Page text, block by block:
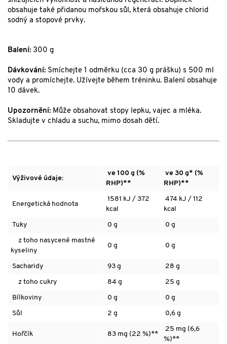
obsahuje také přidanou mořskou sůl, která obsahuje chlorid
sodný a stopové prvky.
Balení: 300 g
Dávkování: Smíchejte 1 odměrku (cca 30 g prášku) s 500 ml
vody a promíchejte. Užívejte během tréninku. Balení obsahuje
10 dávek.
Upozornění: Může obsahovat stopy lepku, vajec a mléka.
Skladujte v chladu a suchu, mimo dosah dětí.
Výživové údaje:
ve 100 g (%
RHP)**
ve 30 g* (%
RHP)**
Energetická hodnota
1581 kJ / 372
kcal
474 kJ / 112
kcal
Tuky 0 g 0 g
z toho nasycené mastné
kyseliny
0 g 0 g
Sacharidy 93 g 28 g
z toho cukry 84 g 25 g
Bílkoviny 0 g 0 g
Sůl 2 g 0,6 g
Hořčík 83 mg (22 %)**
25 mg (6,6
%)**